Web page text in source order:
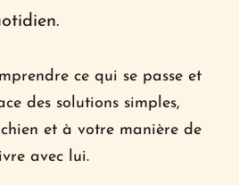
ce qui se passe et
des solutions simples,
et à votre manière de
avec lui.